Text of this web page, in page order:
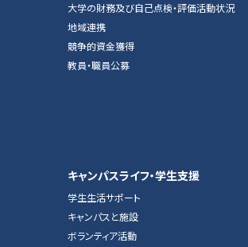
大学の財務及び自己点検・評価活動状況
地域連携
競争的資金獲得
教員・職員公募
キャンパスライフ・学生支援
学生生活サポート
キャンパスと施設
ボランティア活動